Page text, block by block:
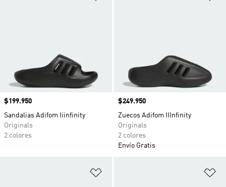
Precio
$199.950
Sandalias Adifom Iiinfinity
Originals
2 colores
Precio
$249.950
Zuecos Adifom IIInfinity
Originals
2 colores
Envío Gratis